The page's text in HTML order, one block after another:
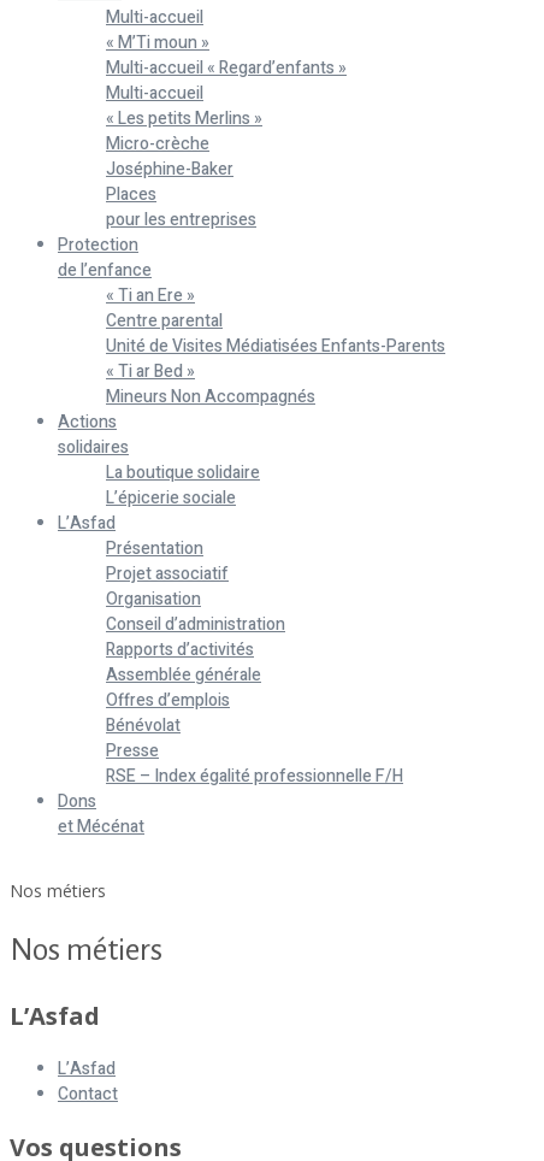
Multi-accueil
« M’Ti moun »
Multi-accueil « Regard’enfants »
Multi-accueil
« Les petits Merlins »
Micro-crèche
Joséphine-Baker
Places
pour les entreprises
Protection
de l’enfance
« Ti an Ere »
Centre parental
Unité de Visites Médiatisées Enfants-Parents
« Ti ar Bed »
Mineurs Non Accompagnés
Actions
solidaires
La boutique solidaire
L’épicerie sociale
L’Asfad
Présentation
Projet associatif
Organisation
Conseil d’administration
Rapports d’activités
Assemblée générale
Offres d’emplois
Bénévolat
Presse
RSE – Index égalité professionnelle F/H
Dons
et Mécénat
Nos métiers
Nos métiers
L’Asfad
L’Asfad
Contact
Vos questions